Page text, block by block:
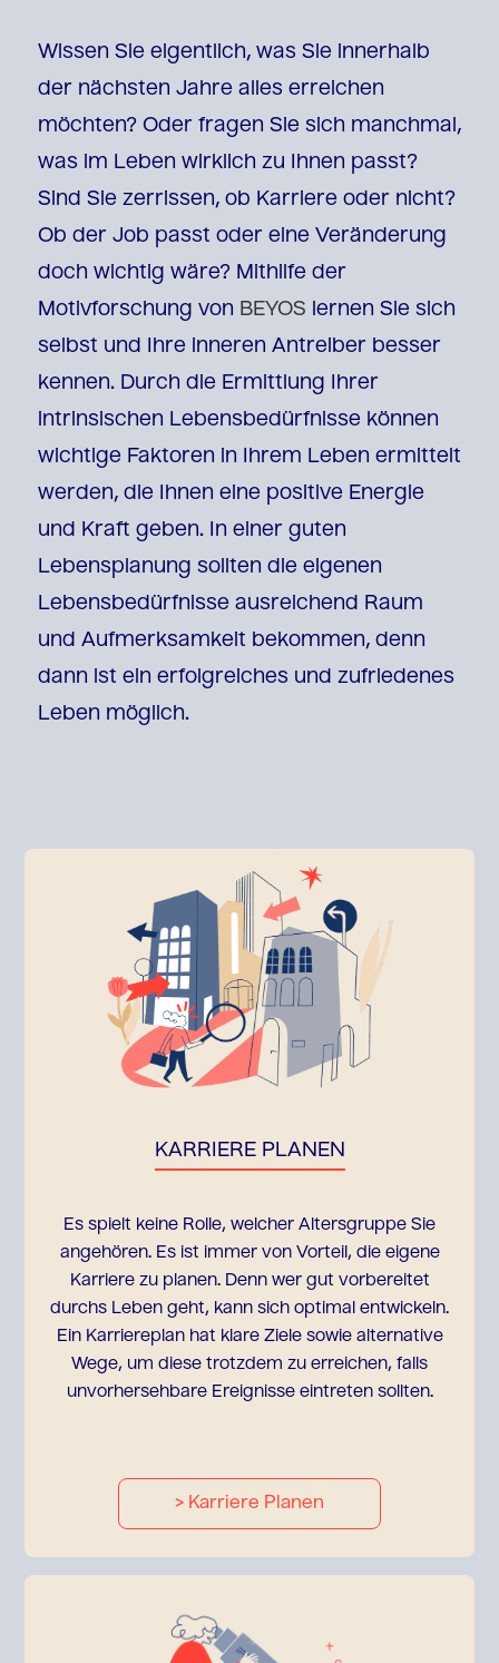
Wissen Sie eigentlich, was Sie innerhalb
der nächsten Jahre alles erreichen
möchten? Oder fragen Sie sich manchmal,
was im Leben wirklich zu Ihnen passt?
Sind Sie zerrissen, ob Karriere oder nicht?
Ob der Job passt oder eine Veränderung
doch wichtig wäre? Mithilfe der
Motivforschung von BEYOS lernen Sie sich
selbst und Ihre inneren Antreiber besser
kennen. Durch die Ermittlung Ihrer
intrinsischen Lebensbedürfnisse können
wichtige Faktoren in Ihrem Leben ermittelt
werden, die Ihnen eine positive Energie
und Kraft geben. In einer guten
Lebensplanung sollten die eigenen
Lebensbedürfnisse ausreichend Raum
und Aufmerksamkeit bekommen, denn
dann ist ein erfolgreiches und zufriedenes
Leben möglich.
KARRIERE PLANEN
Es spielt keine Rolle, welcher Altersgruppe Sie
angehören. Es ist immer von Vorteil, die eigene
Karriere zu planen. Denn wer gut vorbereitet
durchs Leben geht, kann sich optimal entwickeln.
Ein Karriereplan hat klare Ziele sowie alternative
Wege, um diese trotzdem zu erreichen, falls
unvorhersehbare Ereignisse eintreten sollten.‍
> Karriere Planen